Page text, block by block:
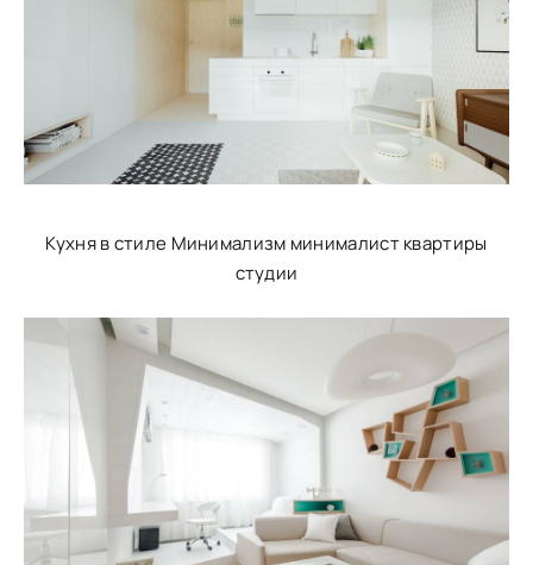
Кухня в стиле Минимализм минималист квартиры
студии